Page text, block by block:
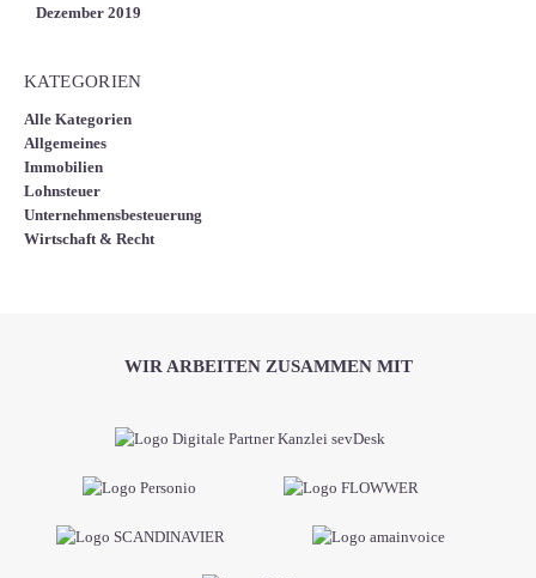
Dezember 2019
KATEGORIEN
Alle Kategorien
Allgemeines
Immobilien
Lohnsteuer
Unternehmensbesteuerung
Wirtschaft & Recht
WIR ARBEITEN ZUSAMMEN MIT